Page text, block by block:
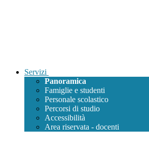
Servizi
Panoramica
Famiglie e studenti
Personale scolastico
Percorsi di studio
Accessibilità
Area riservata - docenti